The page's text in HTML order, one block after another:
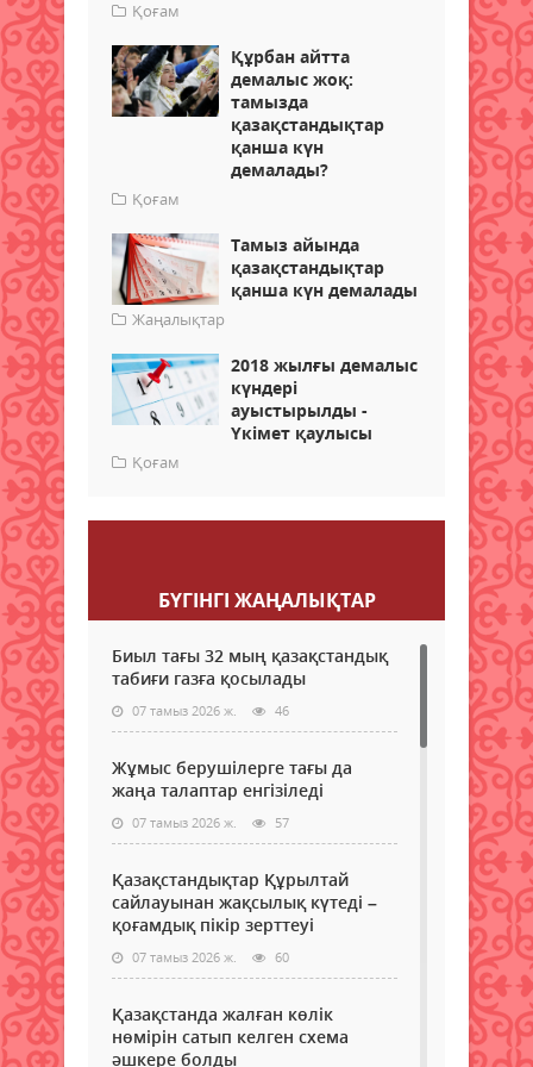
Қоғам
Құрбан айтта
демалыс жоқ:
тамызда
қазақстандықтар
қанша күн
демалады?
Қоғам
Тамыз айында
қазақстандықтар
қанша күн демалады
Жаңалықтар
2018 жылғы демалыс
күндері
ауыстырылды -
Үкімет қаулысы
Қоғам
БҮГІНГI ЖАҢАЛЫҚТАР
Биыл тағы 32 мың қазақстандық
табиғи газға қосылады
07 тамыз 2026 ж. 46
Жұмыс берушілерге тағы да
жаңа талаптар енгізіледі
07 тамыз 2026 ж. 57
Қазақстандықтар Құрылтай
сайлауынан жақсылық күтеді –
қоғамдық пікір зерттеуі
07 тамыз 2026 ж. 60
Қазақстанда жалған көлік
нөмірін сатып келген схема
әшкере болды